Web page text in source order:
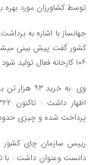
توسط کشاورزان مورد بهره
۱۰۶ کارخانه فعال تولید شود
وی به
پرداخت شده و چیزی حدود ۵۰ میلیارد تومان آن باقی مانده
رییس سازمان چای کشور